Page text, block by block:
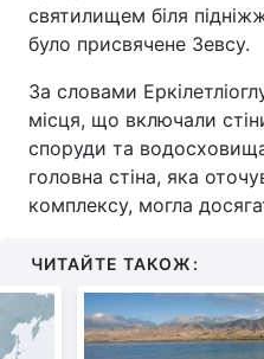
святилищем біля
було присвячене Зевсу.
За словами
місця, що включали
споруди та
головна стіна, яка
комплексу, могла
ЧИТАЙТЕ ТАКОЖ: